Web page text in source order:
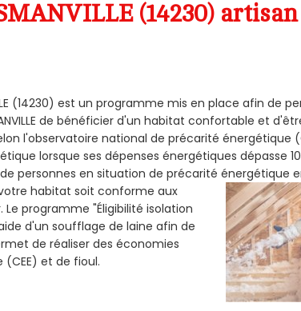
(14230) artisan
(14230) est un programme mis en place afin de
de bénéficier d'un habitat confortable et
l'observatoire national de précarité énergétique
lorsque ses dépenses énergétiques dépasse
personnes en situation de précarité énergétique
habitat soit conforme aux
programme "Éligibilité isolation
d'un soufflage de laine afin de
de réaliser des économies
et de fioul.